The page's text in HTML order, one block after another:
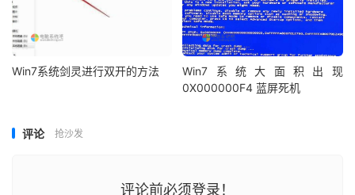
Win7系统剑灵进行双开的方法
Win7系统大面积出现
0X000000F4 蓝屏死机
评论 抢沙发
评论前必须登录！